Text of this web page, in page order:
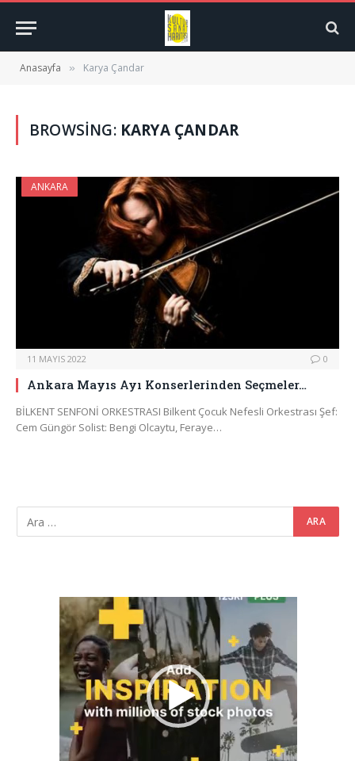
Anasayfa » Karya Çandar
BROWSING: KARYA ÇANDAR
ANKARA
11 MAYIS 2022 0
Ankara Mayıs Ayı Konserlerinden Seçmeler…
BİLKENT SENFONİ ORKESTRASI Bilkent Çocuk Nefesli Orkestrası Şef:
Cem Güngör Solist: Bengi Olcaytu, Feraye…
Video
oynatıcı